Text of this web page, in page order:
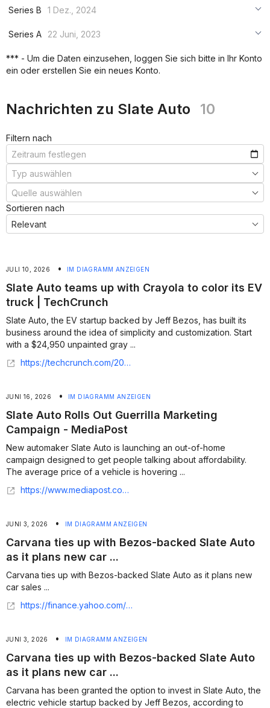
***
Series B
1 Dez., 2024
***
Series A
22 Juni, 2023
***
*** - Um die Daten einzusehen, loggen Sie sich bitte in Ihr Konto
ein oder erstellen Sie ein neues Konto.
Nachrichten zu Slate Auto 10
Filtern nach
Sortieren nach
JULI 10, 2026 • IM DIAGRAMM ANZEIGEN
Slate Auto teams up with Crayola to color its EV
truck | TechCrunch
Slate Auto, the EV startup backed by Jeff Bezos, has built its
business around the idea of simplicity and customization. Start
with a $24,950 unpainted gray ...
https://techcrunch.com/2026/07/09/slate-auto-teams-up-with-crayola-to-color-its-ev-truck/
JUNI 16, 2026 • IM DIAGRAMM ANZEIGEN
Slate Auto Rolls Out Guerrilla Marketing
Campaign - MediaPost
New automaker Slate Auto is launching an out-of-home
campaign designed to get people talking about affordability.
The average price of a vehicle is hovering ...
https://www.mediapost.com/publications/article/415777/slate-auto-rolls-out-guerrilla-marketing-campaign.html?edition=142919
JUNI 3, 2026 • IM DIAGRAMM ANZEIGEN
Carvana ties up with Bezos-backed Slate Auto
as it plans new car ...
Carvana ties up with Bezos-backed Slate Auto as it plans new
car sales ...
https://finance.yahoo.com/sectors/technology/articles/carvana-ties-bezos-backed-slate-172551346.html
JUNI 3, 2026 • IM DIAGRAMM ANZEIGEN
Carvana ties up with Bezos-backed Slate Auto
as it plans new car ...
Carvana has been granted the option to invest in Slate Auto, the
electric vehicle startup backed by Jeff Bezos, according to